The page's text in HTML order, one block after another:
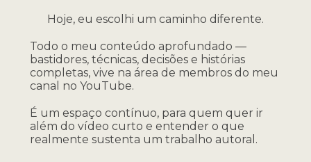
Hoje, eu escolhi um caminho diferente.
Todo o meu conteúdo aprofundado —
bastidores, técnicas, decisões e histórias
completas, vive na área de membros do meu
canal no YouTube.
É um espaço contínuo, para quem quer ir
além do vídeo curto e entender o que
realmente sustenta um trabalho autoral.